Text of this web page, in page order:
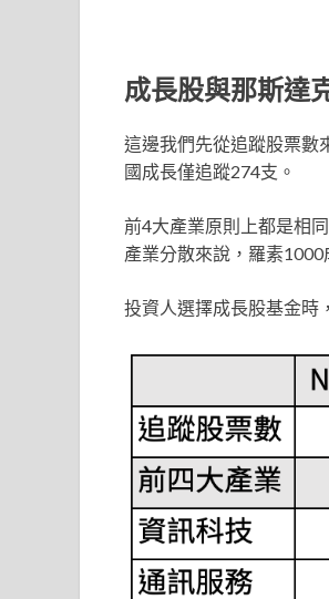
成長股與那斯達
這邊我們先從追蹤股票數
國成長僅追蹤274支。
前4大產業原則上都是相
產業分散來說，羅素
投資人選擇成長股基金時